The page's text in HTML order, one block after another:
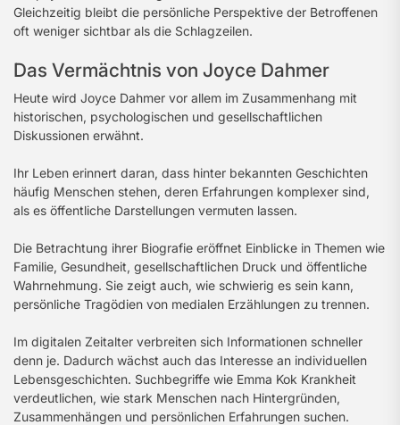
Gleichzeitig bleibt die persönliche Perspektive der Betroffenen
oft weniger sichtbar als die Schlagzeilen.
Das Vermächtnis von Joyce Dahmer
Heute wird Joyce Dahmer vor allem im Zusammenhang mit
historischen, psychologischen und gesellschaftlichen
Diskussionen erwähnt.
Ihr Leben erinnert daran, dass hinter bekannten Geschichten
häufig Menschen stehen, deren Erfahrungen komplexer sind,
als es öffentliche Darstellungen vermuten lassen.
Die Betrachtung ihrer Biografie eröffnet Einblicke in Themen wie
Familie, Gesundheit, gesellschaftlichen Druck und öffentliche
Wahrnehmung. Sie zeigt auch, wie schwierig es sein kann,
persönliche Tragödien von medialen Erzählungen zu trennen.
Im digitalen Zeitalter verbreiten sich Informationen schneller
denn je. Dadurch wächst auch das Interesse an individuellen
Lebensgeschichten. Suchbegriffe wie Emma Kok Krankheit
verdeutlichen, wie stark Menschen nach Hintergründen,
Zusammenhängen und persönlichen Erfahrungen suchen.